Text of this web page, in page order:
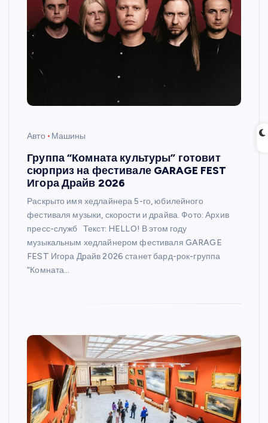
Авто Машины
Группа “Комната культуры” готовит
сюрприз на фестивале GARAGE FEST
Игора Драйв 2026
Раскрыто имя хедлайнера 5-го, юбилейного
фестиваля музыки, скорости и драйва. Фото: Архив
пресс-служб Текст: HELLO! В этом году
музыкальным хедлайнером фестиваля GARAGE
FEST Игора Драйв 2026 станет бард-рок-группа
“Комната…